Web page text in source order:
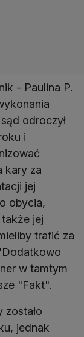
- Paulina P.
odroczył
i
kary za
jej
obycia,
jej
trafić za
w tamtym
"Fakt".
zostało
jednak